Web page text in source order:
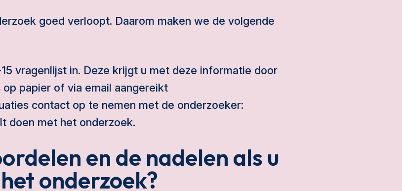
goed verloopt. Daarom maken we de volgende
vragenlijst in. Deze krijgt u met deze informatie door
papier of via email aangereikt
contact op te nemen met de onderzoeker:
doen met het onderzoek.
en de nadelen als u
onderzoek?